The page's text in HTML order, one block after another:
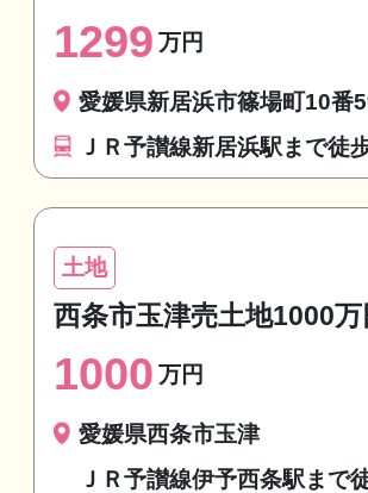
1299 万円
愛媛県新居浜市篠場町10番
ＪＲ予讃線新居浜駅まで徒
土地
西条市玉津売土地1000万
1000 万円
愛媛県西条市玉津
ＪＲ予讃線伊予西条駅まで